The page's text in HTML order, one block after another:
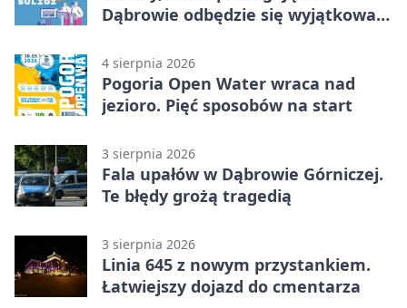
Dąbrowie odbędzie się wyjątkowa
4 sierpnia 2026
Pogoria Open Water wraca nad
jezioro. Pięć sposobów na start
3 sierpnia 2026
Fala upałów w Dąbrowie Górniczej.
Te błędy grożą tragedią
3 sierpnia 2026
Linia 645 z nowym przystankiem.
Łatwiejszy dojazd do cmentarza